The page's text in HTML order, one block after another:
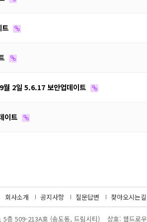
2일 5.6.17 보안업데이트
이트
회사소개 공지사항 질문답변 찾아오시는길
층 509-213A호 (송도동, 드림시티) 상호: 웹드로우